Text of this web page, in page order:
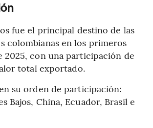
fue el principal destino de las
colombianas en los primeros
2025, con una participación de
total exportado.
su orden de participación:
Bajos, China, Ecuador, Brasil e